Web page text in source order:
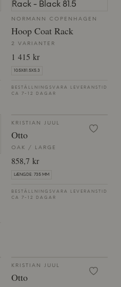
NORMANN COPENHAGEN
Hoop Coat Rack
2 VARIANTER
1 415 kr
10.5X81.5X5.3
BESTÄLLNINGSVARA LEVERANSTID
CA 7-12 DAGAR
KRISTIAN JUUL
Otto
OAK / LARGE
858,7 kr
LÆNGDE: 735 MM
BESTÄLLNINGSVARA LEVERANSTID
CA 7-12 DAGAR
KRISTIAN JUUL
Otto